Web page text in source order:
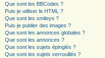
Que sont les BBCodes ?
Puis-je utiliser le HTML ?
Que sont les smileys ?
Puis-je publier des images ?
Que sont les annonces globales ?
Que sont les annonces ?
Que sont les sujets épinglés ?
Que sont les sujets verrouillés ?